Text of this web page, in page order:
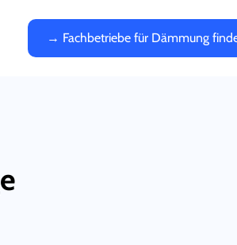
→ Fachbetriebe für Dämmung